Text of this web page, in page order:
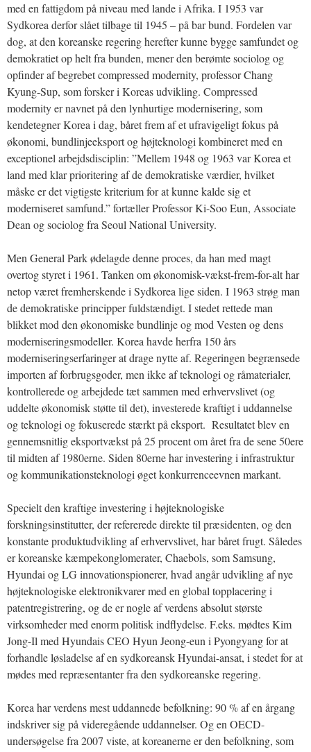
med en fattigdom på niveau med lande i Afrika. I 1953 var
Sydkorea derfor slået tilbage til 1945 – på bar bund. Fordelen var
dog, at den koreanske regering herefter kunne bygge samfundet og
demokratiet op helt fra bunden, mener den berømte sociolog og
opfinder af begrebet compressed modernity, professor Chang
Kyung-Sup, som forsker i Koreas udvikling. Compressed
modernity er navnet på den lynhurtige modernisering, som
kendetegner Korea i dag, båret frem af et ufravigeligt fokus på
økonomi, bundlinjeeksport og højteknologi kombineret med en
exceptionel arbejdsdisciplin: ”Mellem 1948 og 1963 var Korea et
land med klar prioritering af de demokratiske værdier, hvilket
måske er det vigtigste kriterium for at kunne kalde sig et
moderniseret samfund.” fortæller Professor Ki-Soo Eun, Associate
Dean og sociolog fra Seoul National University.
Men General Park ødelagde denne proces, da han med magt
overtog styret i 1961. Tanken om økonomisk-vækst-frem-for-alt har
netop været fremherskende i Sydkorea lige siden. I 1963 strøg man
de demokratiske principper fuldstændigt. I stedet rettede man
blikket mod den økonomiske bundlinje og mod Vesten og dens
moderniseringsmodeller. Korea havde herfra 150 års
moderniseringserfaringer at drage nytte af. Regeringen begrænsede
importen af forbrugsgoder, men ikke af teknologi og råmaterialer,
kontrollerede og arbejdede tæt sammen med erhvervslivet (og
uddelte økonomisk støtte til det), investerede kraftigt i uddannelse
og teknologi og fokuserede stærkt på eksport. Resultatet blev en
gennemsnitlig eksportvækst på 25 procent om året fra de sene 50ere
til midten af 1980erne. Siden 80erne har investering i infrastruktur
og kommunikationsteknologi øget konkurrenceevnen markant.
Specielt den kraftige investering i højteknologiske
forskningsinstitutter, der refererede direkte til præsidenten, og den
konstante produktudvikling af erhvervslivet, har båret frugt. Således
er koreanske kæmpekonglomerater, Chaebols, som Samsung,
Hyundai og LG innovationspionerer, hvad angår udvikling af nye
højteknologiske elektronikvarer med en global topplacering i
patentregistrering, og de er nogle af verdens absolut største
virksomheder med enorm politisk indflydelse. F.eks. mødtes Kim
Jong-Il med Hyundais CEO Hyun Jeong-eun i Pyongyang for at
forhandle løsladelse af en sydkoreansk Hyundai-ansat, i stedet for at
mødes med repræsentanter fra den sydkoreanske regering.
Korea har verdens mest uddannede befolkning: 90 % af en årgang
indskriver sig på videregående uddannelser. Og en OECD-
undersøgelse fra 2007 viste, at koreanerne er den befolkning, som